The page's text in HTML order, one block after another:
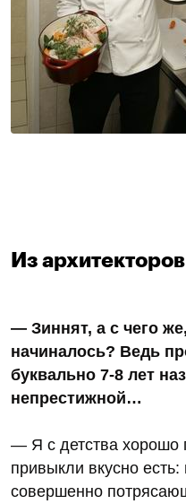
Из
— Зиннят, а с чего
начиналось? Ведь
буквально 7-8 лет
непрестижной…
— Я с детства хорошо
привыкли вкусно
совершенно